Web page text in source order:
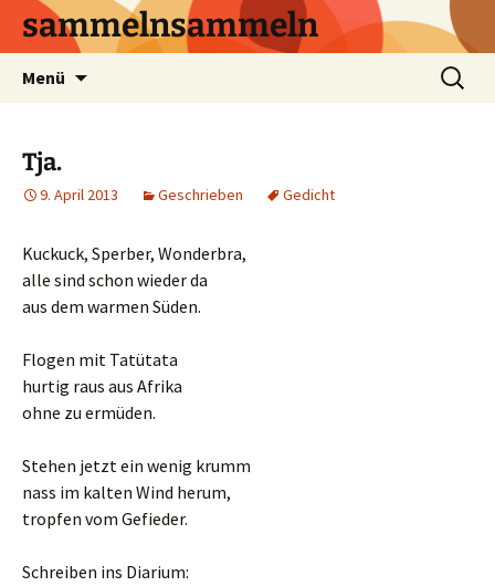
sammelnsammeln
Menü
Suchen
nach:
Tja.
9. April 2013 Geschrieben Gedicht
Kuckuck, Sperber, Wonderbra,
alle sind schon wieder da
aus dem warmen Süden.
Flogen mit Tatütata
hurtig raus aus Afrika
ohne zu ermüden.
Stehen jetzt ein wenig krumm
nass im kalten Wind herum,
tropfen vom Gefieder.
Schreiben ins Diarium: